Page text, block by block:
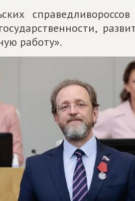
работу».